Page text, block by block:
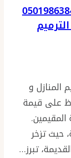
ترميمات جدة ت: 0501986384
المنازل و
على قيمة
حيث تزخر
تبرز…